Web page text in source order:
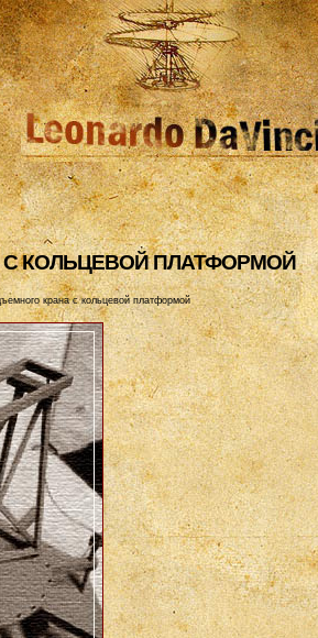
КОЛЬЦЕВОЙ ПЛАТФОРМОЙ
крана с кольцевой платформой